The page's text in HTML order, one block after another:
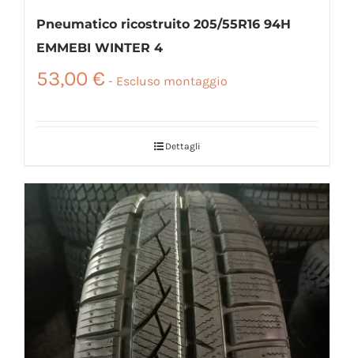
Pneumatico ricostruito 205/55R16 94H
EMMEBI WINTER 4
53,00 €
Dettagli